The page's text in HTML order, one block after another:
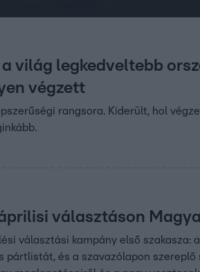
világ legkedveltebb
végzett
rangsora. Kiderült, hol
választáson
választási kampány első
pártlistát, és a szavazólapon